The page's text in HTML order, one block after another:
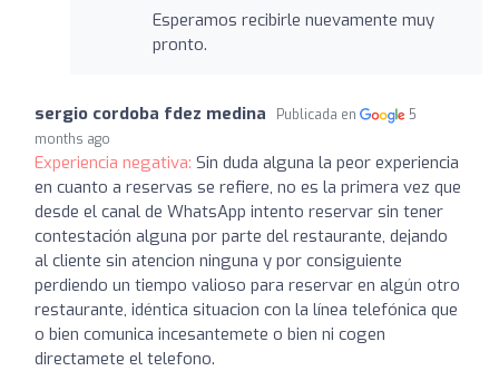
Esperamos recibirle nuevamente muy
pronto.
sergio cordoba fdez medina Publicada en
5
months ago
Experiencia negativa: Sin duda alguna la peor experiencia
en cuanto a reservas se refiere, no es la primera vez que
desde el canal de WhatsApp intento reservar sin tener
contestación alguna por parte del restaurante, dejando
al cliente sin atencion ninguna y por consiguiente
perdiendo un tiempo valioso para reservar en algún otro
restaurante, idéntica situacion con la línea telefónica que
o bien comunica incesantemete o bien ni cogen
directamete el telefono.